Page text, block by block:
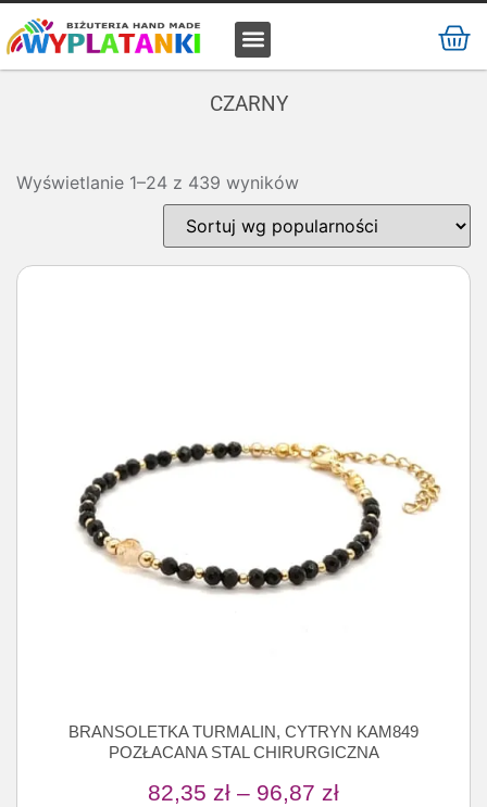
CZARNY
Wyświetlanie 1–24 z 439 wyników
BRANSOLETKA TURMALIN, CYTRYN KAM849
POZŁACANA STAL CHIRURGICZNA
82,35 zł – 96,87 zł